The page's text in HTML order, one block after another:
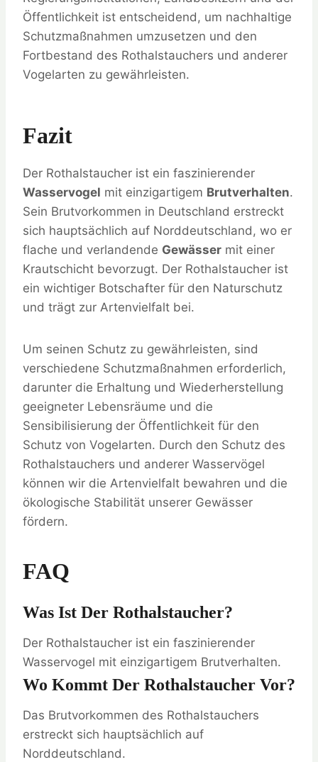
Öffentlichkeit ist entscheidend, um nachhaltige
Schutzmaßnahmen umzusetzen und den
Fortbestand des Rothalstauchers und anderer
Vogelarten zu gewährleisten.
Fazit
Der Rothalstaucher ist ein faszinierender
Wasservogel mit einzigartigem Brutverhalten.
Sein Brutvorkommen in Deutschland erstreckt
sich hauptsächlich auf Norddeutschland, wo er
flache und verlandende Gewässer mit einer
Krautschicht bevorzugt. Der Rothalstaucher ist
ein wichtiger Botschafter für den Naturschutz
und trägt zur Artenvielfalt bei.
Um seinen Schutz zu gewährleisten, sind
verschiedene Schutzmaßnahmen erforderlich,
darunter die Erhaltung und Wiederherstellung
geeigneter Lebensräume und die
Sensibilisierung der Öffentlichkeit für den
Schutz von Vogelarten. Durch den Schutz des
Rothalstauchers und anderer Wasservögel
können wir die Artenvielfalt bewahren und die
ökologische Stabilität unserer Gewässer
fördern.
FAQ
Was Ist Der Rothalstaucher?
Der Rothalstaucher ist ein faszinierender
Wasservogel mit einzigartigem Brutverhalten.
Wo Kommt Der Rothalstaucher Vor?
Das Brutvorkommen des Rothalstauchers
erstreckt sich hauptsächlich auf
Norddeutschland.